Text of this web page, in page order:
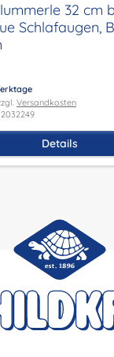
32 cm
Schlafaugen,
Versandkosten
Details